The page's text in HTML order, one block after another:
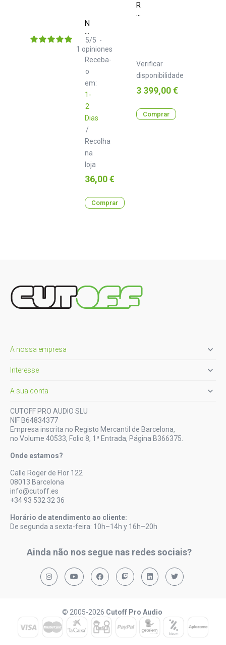
Neo
d+
TRS
Class
B
1.0
m
Receba-
o
em:
1-
2
Dias
/
Recolha
na
loja
5/5 -
1 opiniones
Preço
36,00 €
Comprar
RME
M
Verificar
disponibilidade
Preço
3 399,00 €
Comprar
A nossa empresa 
Interesse 
A sua conta 
CUTOFF PRO AUDIO SLU
NIF B64834377
Empresa inscrita no Registo Mercantil de Barcelona,
no Volume 40533, Folio 8, 1ª Entrada, Página B366375.
Onde estamos?
Calle Roger de Flor 122
08013 Barcelona
info@cutoff.es
+34 93 532 32 36
Horário de atendimento ao cliente:
De segunda a sexta-feira: 10h–14h y 16h–20h
Ainda não nos segue nas redes sociais?
© 2005-2026 Cutoff Pro Audio